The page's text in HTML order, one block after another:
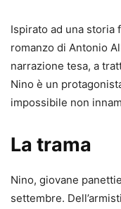
Ispirato ad una storia
romanzo di Antonio
narrazione tesa, a
Nino è un
impossibile non
La trama
Nino, giovane
settembre.